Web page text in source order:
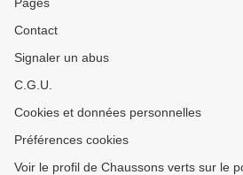
Contact
Signaler un abus
C.G.U.
Cookies et données personnelles
Préférences cookies
Voir le profil de Chaussons verts sur le